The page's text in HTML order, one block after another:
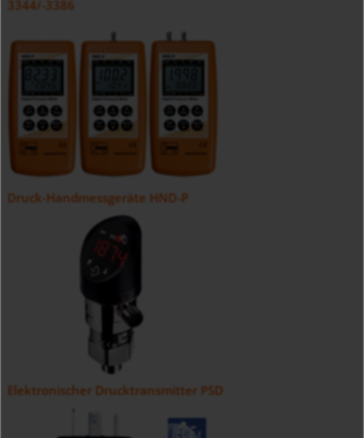
3344/-3386
Druck-Handmessgeräte HND-P
Elektronischer Drucktransmitter PSD